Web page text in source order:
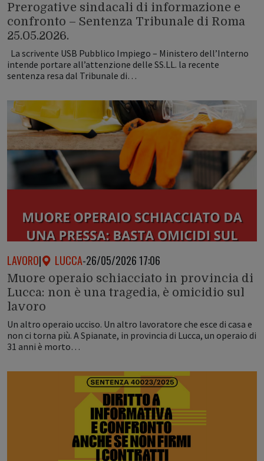
Prerogative sindacali di informazione e
confronto – Sentenza Tribunale di Roma
25.05.2026.
La scrivente USB Pubblico Impiego – Ministero dell’Interno
intende portare all’attenzione delle SS.LL. la recente
sentenza resa dal Tribunale di…
LAVORO| LUCCA-26/05/2026 17:06
Muore operaio schiacciato in provincia di
Lucca: non è una tragedia, è omicidio sul
lavoro
Un altro operaio ucciso. Un altro lavoratore che esce di casa e
non ci torna più. A Spianate, in provincia di Lucca, un operaio di
31 anni è morto…